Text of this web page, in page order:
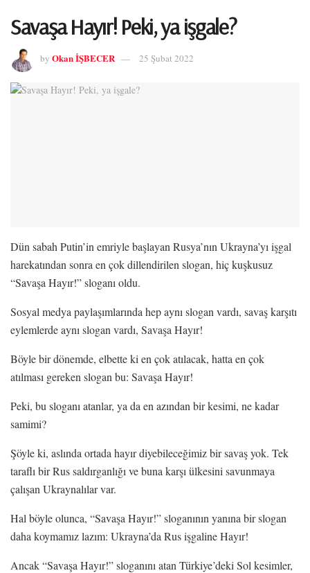
Savaşa Hayır! Peki, ya işgale?
by Okan İŞBECER 25 Şubat 2022
Dün sabah Putin’in emriyle başlayan Rusya’nın Ukrayna’yı işgal
harekatından sonra en çok dillendirilen slogan, hiç kuşkusuz
“Savaşa Hayır!” sloganı oldu.
Sosyal medya paylaşımlarında hep aynı slogan vardı, savaş karşıtı
eylemlerde aynı slogan vardı, Savaşa Hayır!
Böyle bir dönemde, elbette ki en çok atılacak, hatta en çok
atılması gereken slogan bu: Savaşa Hayır!
Peki, bu sloganı atanlar, ya da en azından bir kesimi, ne kadar
samimi?
Şöyle ki, aslında ortada hayır diyebileceğimiz bir savaş yok. Tek
taraflı bir Rus saldırganlığı ve buna karşı ülkesini savunmaya
çalışan Ukraynalılar var.
Hal böyle olunca, “Savaşa Hayır!” sloganının yanına bir slogan
daha koymamız lazım: Ukrayna’da Rus işgaline Hayır!
Ancak “Savaşa Hayır!” sloganını atan Türkiye’deki Sol kesimler,